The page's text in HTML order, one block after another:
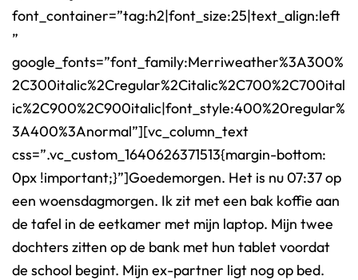
font_container=”tag:h2|font_size:25|text_align:left
”
google_fonts=”font_family:Merriweather%3A300%
2C300italic%2Cregular%2Citalic%2C700%2C700ital
ic%2C900%2C900italic|font_style:400%20regular%
3A400%3Anormal”][vc_column_text
css=”.vc_custom_1640626371513{margin-bottom:
0px !important;}”]Goedemorgen. Het is nu 07:37 op
een woensdagmorgen. Ik zit met een bak koffie aan
de tafel in de eetkamer met mijn laptop. Mijn twee
dochters zitten op de bank met hun tablet voordat
de school begint. Mijn ex-partner ligt nog op bed.